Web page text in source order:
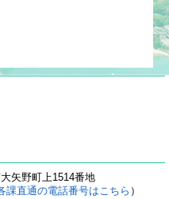
矢野町上1514番地
課直通の電話番号はこちら ）